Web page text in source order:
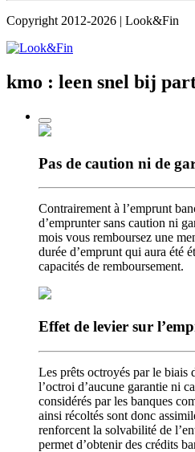
Copyright 2012-2026 | Look&Fin
kmo : leen snel bij
Pas de caution ni de
Contrairement à l’emprunt
d’emprunter sans caution ni
mois vous remboursez une
durée d’emprunt qui aura été
capacités de remboursement.
Effet de levier sur
Les prêts octroyés par le
l’octroi d’aucune garantie ni
considérés par les banques
ainsi récoltés sont donc
renforcent la solvabilité de
permet d’obtenir des crédits